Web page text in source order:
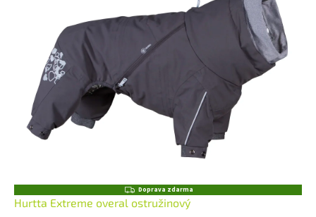
Z
A
Doprava zdarma
Hurtta Extreme overal ostružinový